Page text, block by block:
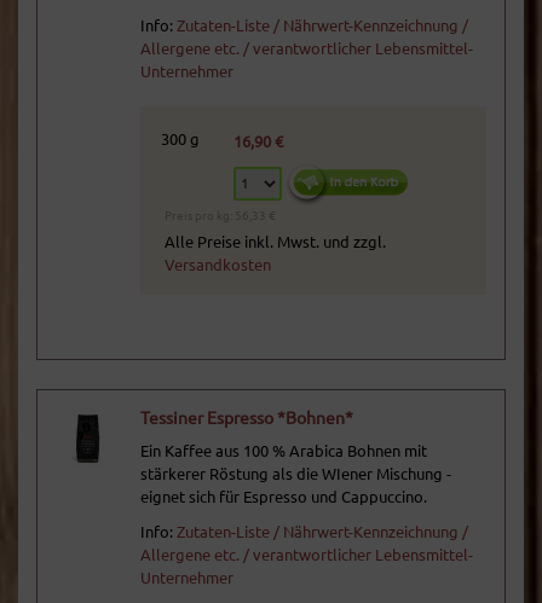
Info: Zutaten-Liste / Nährwert-Kennzeichnung /
Allergene etc. / verantwortlicher Lebensmittel-
Unternehmer
300 g 16,90 €
Preis pro kg: 56,33 €
Alle Preise inkl. Mwst. und zzgl.
Versandkosten
Tessiner Espresso *Bohnen*
Ein Kaffee aus 100 % Arabica Bohnen mit
stärkerer Röstung als die WIener Mischung -
eignet sich für Espresso und Cappuccino.
Info: Zutaten-Liste / Nährwert-Kennzeichnung /
Allergene etc. / verantwortlicher Lebensmittel-
Unternehmer